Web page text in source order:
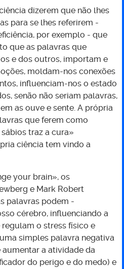
dizerem que não lhes
para se lhes referirem -
por exemplo - que
que as palavras que
e dos outros, importam e
moldam-nos conexões
influenciam-nos o estado
senão não seriam palavras,
as ouve e sente. A própria
que ferem como
traz a cura»
ciência tem vindo a
your brain», os
e Mark Robert
palavras podem -
cérebro, influenciando a
o stress físico e
simples palavra negativa
a atividade da
do perigo e do medo) e